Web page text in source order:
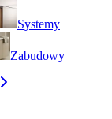
Systemy
Zabudowy